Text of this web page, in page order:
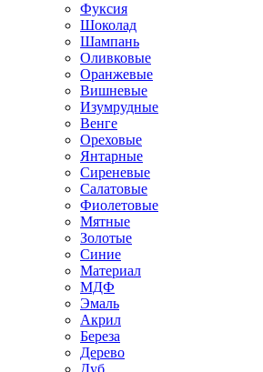
Фуксия
Шоколад
Шампань
Оливковые
Оранжевые
Вишневые
Изумрудные
Венге
Ореховые
Янтарные
Сиреневые
Салатовые
Фиолетовые
Мятные
Золотые
Синие
Материал
МДФ
Эмаль
Акрил
Береза
Дерево
Дуб